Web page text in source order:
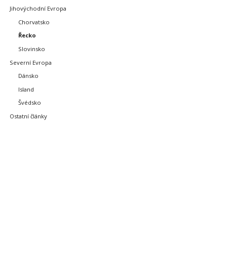
Jihovýchodní Evropa
Chorvatsko
Řecko
Slovinsko
Severní Evropa
Dánsko
Island
Švédsko
Ostatní články